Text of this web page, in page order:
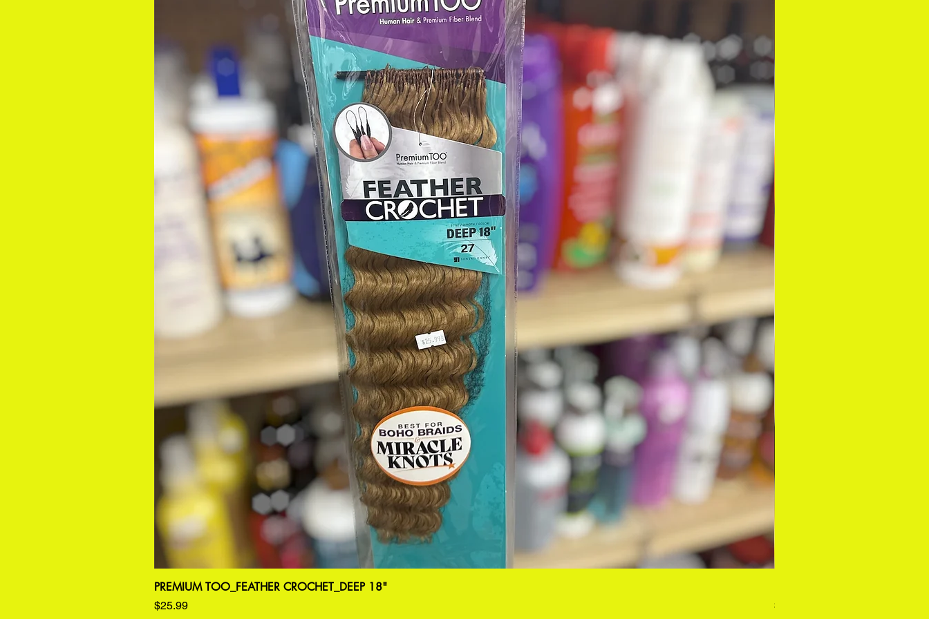
PREMIUM TOO_FEATHER CROCHET_DEEP 18"
価格
$25.99 価格
$77.99